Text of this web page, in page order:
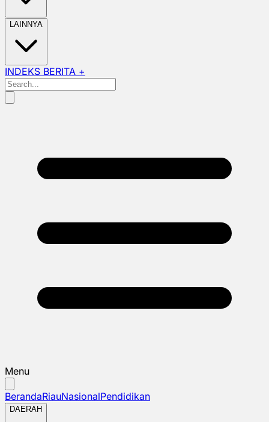
LAINNYA
INDEKS BERITA +
Menu
BerandaRiauNasionalPendidikan
DAERAH